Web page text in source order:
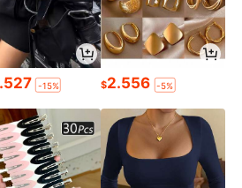
-15% $2.556 -5%